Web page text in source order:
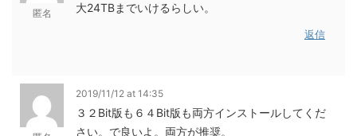
匿名
大24TBまでいけるらしい。
返信
2019/11/12 at 14:35
３２Bit版も６４Bit版も両方インストールしてくだ
さい。で良いよ。両方が推奨。